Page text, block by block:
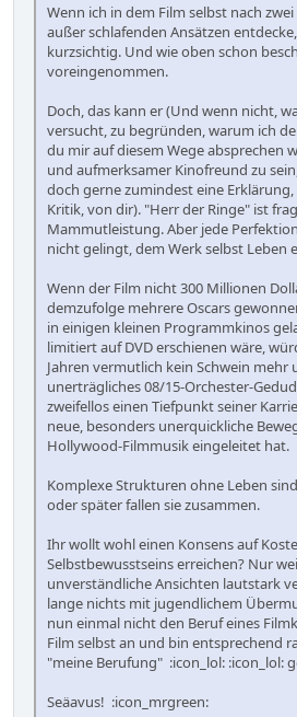
Wenn ich in dem Film selbst nach
außer schlafenden Ansätzen
kurzsichtig. Und wie oben schon
voreingenommen.
Doch, das kann er (Und wenn nicht,
versucht, zu begründen, warum ich
du mir auf diesem Wege absprechen
und aufmerksamer Kinofreund zu
doch gerne zumindest eine
Kritik, von dir). "Herr der Ringe" ist
Mammutleistung. Aber jede
nicht gelingt, dem Werk selbst Leben
Wenn der Film nicht 300 Millionen
demzufolge mehrere Oscars
in einigen kleinen Programmkinos
limitiert auf DVD erschienen wäre,
Jahren vermutlich kein Schwein mehr
unerträgliches 08/15-Orchester-
zweifellos einen Tiefpunkt seiner
neue, besonders unerquickliche
Hollywood-Filmmusik eingeleitet hat.
Komplexe Strukturen ohne Leben
oder später fallen sie zusammen.
Ihr wollt wohl einen Konsens auf
Selbstbewusstseins erreichen? Nur
unverständliche Ansichten lautstark
lange nichts mit jugendlichem
nun einmal nicht den Beruf eines
Film selbst an und bin entsprechend
"meine Berufung" :icon_lol: :icon_lol:
Seäavus! :icon_mrgreen: